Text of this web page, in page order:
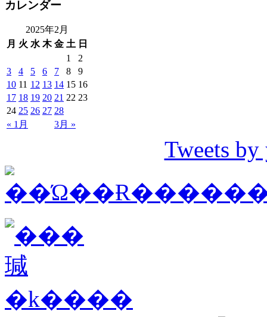
カレンダー
2025年2月
月 火 水 木 金 土 日
« 1月 3月 »
1
2
3
4 5 6 7 8
9
10 11 12 13 14 15 16
17 18 19 20 21 22 23
24 25 26 27 28
Tweets